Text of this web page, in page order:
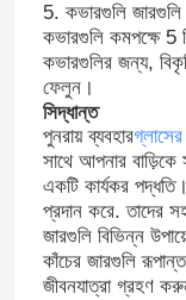
বাড়ি
পণ্য
আমাদের সম্পর্কে
5. কভারগুলি জারগুলি
কভারগুলি কমপক্ষে 5
কভারগুলির জন্য,
ফেলুন।
সিদ্ধান্ত
পুনরায় ব্যবহার
সাথে আপনার বাড়িকে
একটি কার্যকর
প্রদান করে. তাদের
জারগুলি বিভিন্ন
কাঁচের জারগুলি
জীবনযাত্রা গ্রহণ